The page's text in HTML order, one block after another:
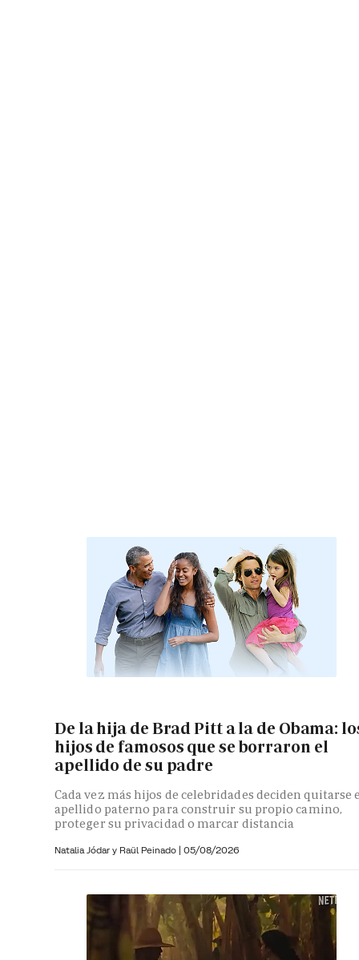
De la hija de Brad Pitt a la de Obama:
hijos de famosos que se borraron el
apellido de su padre
Cada vez más hijos de celebridades deciden quitarse
apellido paterno para construir su propio camino,
proteger su privacidad o marcar distancia
Natalia Jódar y Raül Peinado | 05/08/2026